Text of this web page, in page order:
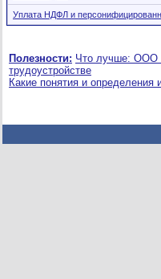
Уплата НДФЛ и
Полезности: Что лучше: ООО
трудоустройстве
Какие понятия и определения